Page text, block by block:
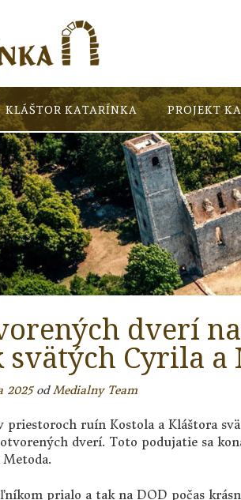
KLÁŠTOR KATARÍNKA PROJEKT
dverí
svätých Cyrila a
2025odMedialny Team
priestoroch ruín Kostola a Kláštora
dverí. Toto podujatie sa
prialo a tak na DOD počas